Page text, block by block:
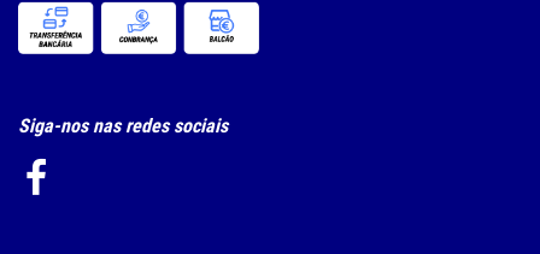
Siga-nos nas redes sociais